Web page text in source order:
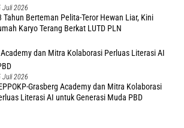
Juli 2026
Tahun Berteman Pelita-Teror Hewan Liar, Kini
Karyo Terang Berkat LUTD PLN
Juli 2026
Grasberg Academy dan Mitra Kolaborasi
Literasi AI untuk Generasi Muda PBD